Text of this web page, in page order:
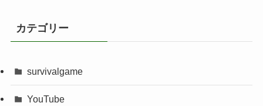
カテゴリー
survivalgame
YouTube